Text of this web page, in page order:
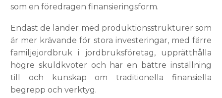
som en föredragen finansieringsform.
Endast de länder med produktionsstrukturer som
är mer krävande för stora investeringar, med färre
familjejordbruk i jordbruksföretag, upprätthålla
högre skuldkvoter och har en bättre inställning
till och kunskap om traditionella finansiella
begrepp och verktyg.